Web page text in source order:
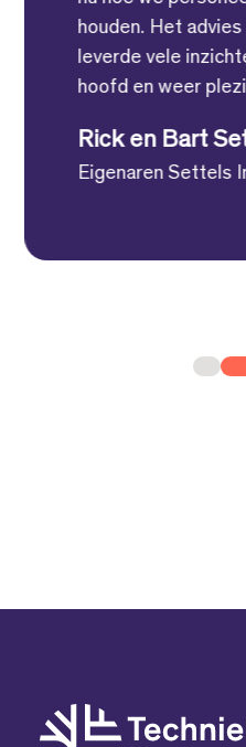
houden. Het
leverde vele
hoofd en weer
Rick en Bart
Eigenaren Settels